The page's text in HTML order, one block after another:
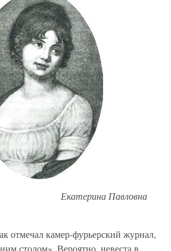
Павловна
отмечал камер-фурьерский журнал,
столом». Вероятно, не­веста в